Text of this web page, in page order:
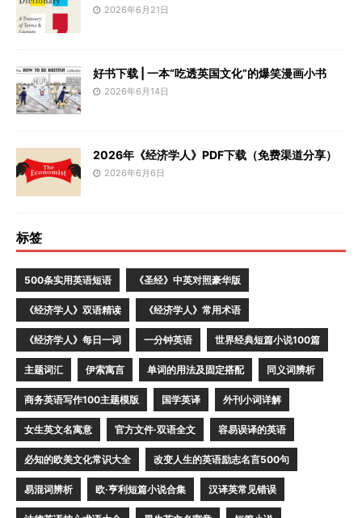
2026年6月21日
好书下载 | 一本“吃透英国文化”的爆笑漫画小书
2026年6月14日
2026年《经济学人》PDF下载（免费渠道分享）
2026年6月6日
标签
500条实用英语短语 《圣经》中英对照豪华版
《经济学人》双语精读 《经济学人》常用术语
《经济学人》每日一词 一分钟英语 世界经典短篇小说100篇
主题词汇 伊索寓言 单词的用法及固定搭配 同义词辨析
商务英语写作100主题模版 国学英译 外刊小词详解
女生英文名寓意 官方文件·双语全文 容易误译的英语
必知的欧美文化常识大全 改变人生的英语励志名言500句
易混词辨析 欧·亨利短篇小说合集 汉译英常见错误